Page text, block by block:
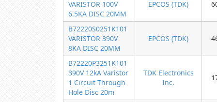
VARISTOR 100V
6.5KA DISC 20MM
EPCOS (TDK)
B72220S0251K101
VARISTOR 390V
8KA DISC 20MM
EPCOS (TDK)
B72220P3251K101
390V 12kA Varistor
1 Circuit Through
Hole Disc 20m
TDK Electronics
Inc.